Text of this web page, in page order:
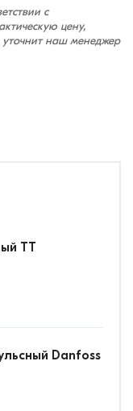
с
цену,
уточнит наш менеджер
ТТ
Danfoss